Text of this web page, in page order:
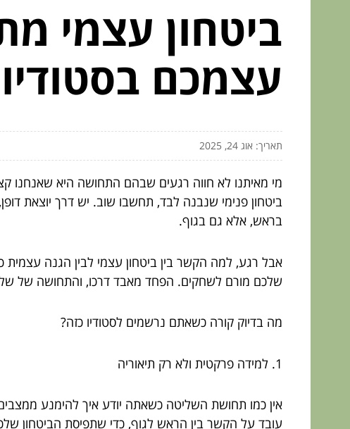
ביטחון עצמי
עצמכם
תאריך: אוג 24, 2025
מי מאיתנו לא חווה רגעים שבהם התחושה היא שאנחנו
ביטחון פנימי שנבנה לבד, תחשבו שוב. יש דרך יוצאת
בראש, אלא גם בגוף.
אבל רגע, למה הקשר בין ביטחון עצמי לבין הגנה
שלכם מורם לשחקים. הפחד מאבד דרכו, והתחושה של
מה בדיוק קורה כשאתם נרשמים לסטודיו כזה?
1. למידה פרקטית ולא רק תיאוריה
אין כמו תחושת השליטה כשאתה יודע איך להימנע
עובד על הקשר בין הראש לגוף, כדי שתפיסת הביטחון